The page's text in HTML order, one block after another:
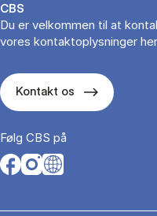
CBS
Du er velkommen til at
vores kontaktoplysninger
Kontakt os
Følg CBS på
Opens in a new tab
Opens in a new tab
Opens in a new tab